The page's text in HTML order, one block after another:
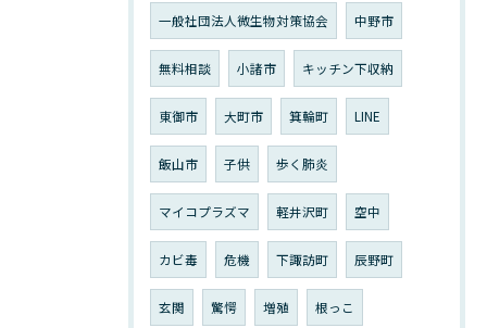
一般社団法人微生物対策協会 中野市
無料相談 小諸市 キッチン下収納
東御市 大町市 箕輪町 LINE
飯山市 子供 歩く肺炎
マイコプラズマ 軽井沢町 空中
カビ毒 危機 下諏訪町 辰野町
玄関 驚愕 増殖 根っこ